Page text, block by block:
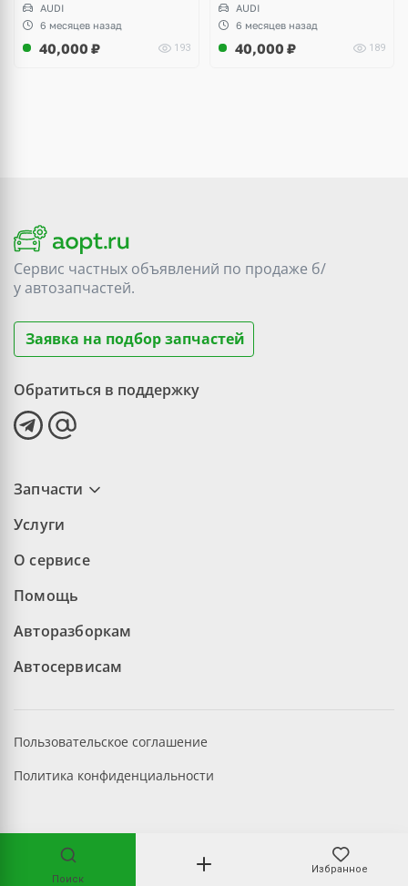
Поиск
Избранное
AUDI
6 месяцев назад
40,000 ₽ 193
AUDI
6 месяцев назад
40,000 ₽ 189
Сервис частных объявлений по продаже б/
уавтозапчастей.
Заявка на подбор запчастей
Обратиться в поддержку
Запчасти
Услуги
О сервисе
Помощь
Авторазборкам
Автосервисам
©2026 aopt.ru — Все права защищены
Пользовательское соглашение
Политика конфиденциальности